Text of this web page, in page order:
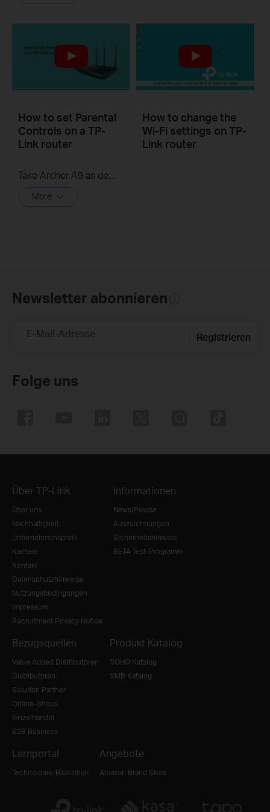
How to set Parental
Controls on a TP-
Link router
Take Archer A9 as demonstration.
More
How to change the
Wi-Fi settings on TP-
Link router
Newsletter abonnieren
E-Mail-Adresse Registrieren
Folge uns
Über TP-Link
Über uns
Nachhaltigkeit
Unternehmensprofil
Karriere
Kontakt
Datenschutzhinweise
Nutzungsbedingungen
Impressum
Recruitment Privacy Notice
Informationen
News/Presse
Auszeichnungen
Sicherheitshinweis
BETA Test-Programm
Bezugsquellen
Value Added Distributoren
Distributoren
Solution Partner
Online-Shops
Einzelhandel
B2B Business
Produkt Katalog
SOHO Katalog
SMB Katalog
Lernportal
Technologie-Bibliothek
Angebote
Amazon Brand Store